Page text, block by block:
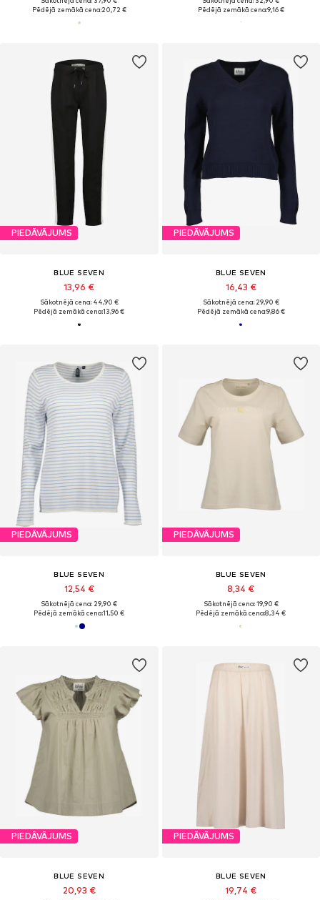
Pēdējā zemākā cena:20,72 €
Pēdējā zemākā cena:9,16 €
PIEDĀVĀJUMS
BLUE SEVEN
13,96 €
Sākotnējā cena: 44,90 €
Pēdējā zemākā cena:13,96 €
PIEDĀVĀJUMS
BLUE SEVEN
16,43 €
Sākotnējā cena: 29,90 €
Pēdējā zemākā cena:9,86 €
PIEDĀVĀJUMS
BLUE SEVEN
12,54 €
Sākotnējā cena: 29,90 €
Pēdējā zemākā cena:11,50 €
PIEDĀVĀJUMS
BLUE SEVEN
8,34 €
Sākotnējā cena: 19,90 €
Pēdējā zemākā cena:8,34 €
PIEDĀVĀJUMS
BLUE SEVEN
20,93 €
PIEDĀVĀJUMS
BLUE SEVEN
19,74 €